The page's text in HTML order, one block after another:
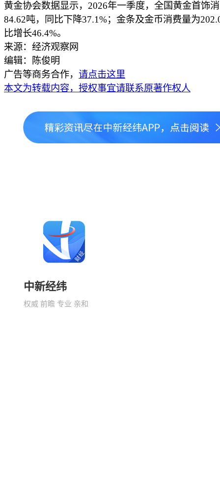
黄金协会数据显示，2026年一季度，全国黄金首饰
84.62吨，同比下降37.1%；金条及金币消费量为
比增长46.4%。
来源：经济观察网
编辑：陈俊明
广告等商务合作， 请点击这里
本文为转载内容，授权事宜请联系原著作权人
中新经纬
权威 前瞻 专业 亲和